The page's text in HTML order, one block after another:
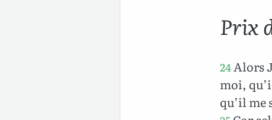
Prix
24Alors
moi,
qu’il me